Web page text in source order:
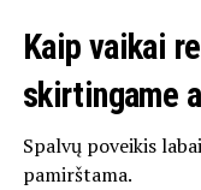
Kaip vaikai
skirtingame
Spalvų poveikis
pamirštama.